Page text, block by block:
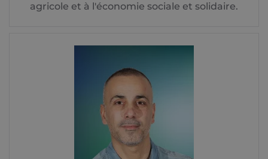
agricole et à l'économie sociale et solidaire.